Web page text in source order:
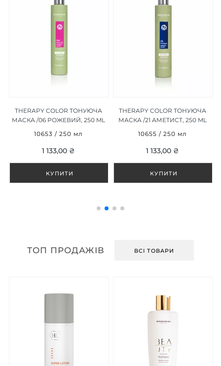
THERAPY COLOR ТОНУЮЧА
МАСКА /06 РОЖЕВИЙ, 250 ML
10653 / 250 мл
1 133,00 ₴
THERAPY COLOR ТОНУЮЧА
МАСКА /21 АМЕТИСТ, 250 ML
10655 / 250 мл
1 133,00 ₴
ТОП ПРОДАЖІВ ВСІ ТОВАРИ